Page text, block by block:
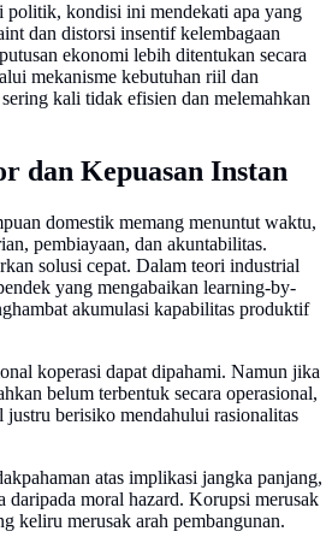
politik, kondisi ini mendekati apa yang
dan distorsi insentif kelembagaan
ekonomi lebih ditentukan secara
mekanisme kebutuhan riil dan
kali tidak efisien dan melemahkan
dan Kepuasan Instan
domestik memang menuntut waktu,
pembiayaan, dan akuntabilitas.
solusi cepat. Dalam teori industrial
yang mengabaikan learning-by-
akumulasi kapabilitas produktif
koperasi dapat dipahami. Namun jika
belum terbentuk secara operasional,
justru berisiko mendahului rasionalitas
atas implikasi jangka panjang,
daripada moral hazard. Korupsi merusak
keliru merusak arah pembangunan.